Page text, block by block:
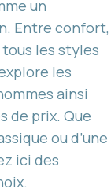
un
Entre confort,
les styles
les
ainsi
de prix. Que
ou d’une
ici des